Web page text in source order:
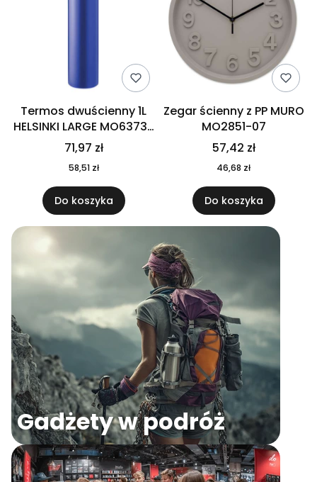
Termos dwuścienny 1L
HELSINKI LARGE MO6373-
04
71,97 zł
58,51 zł
Do koszyka
Zegar ścienny z PP MURO
MO2851-07
57,42 zł
46,68 zł
Do koszyka
Gadżety w podróż